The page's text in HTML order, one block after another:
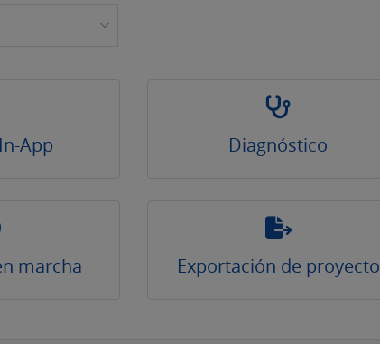
App Diagnóstico
marcha Exportación de proyecto